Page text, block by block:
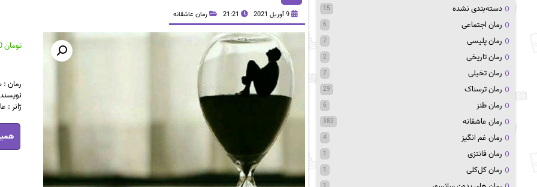
9 آوریل 2021 21:21 رمان عاشقانه
تومان41,500
رمان
ژانر :
رمان
ساعت
تلخ
دسته‌بندی نشده 15
رمان اجتماعی 6
رمان پلیسی 7
رمان تاریخی 2
رمان تخیلی 7
رمان ترسناک 29
رمان طنز 6
رمان عاشقانه 383
رمان غم انگیز 4
رمان فانتزی 1
رمان کل‌کلی 1